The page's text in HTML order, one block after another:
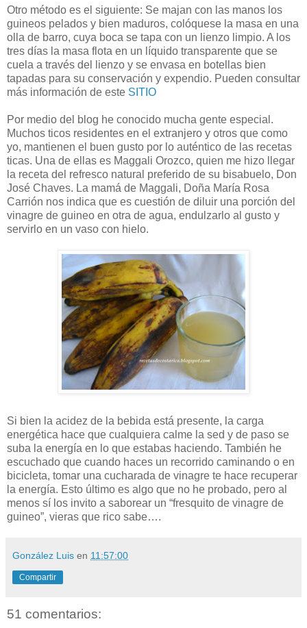
Otro método es el siguiente: Se majan con las manos los
guineos pelados y bien maduros, colóquese la masa en una
olla de barro, cuya boca se tapa con un lienzo limpio. A los
tres días la masa flota en un líquido transparente que se
cuela a través del lienzo y se envasa en botellas bien
tapadas para su conservación y expendio. Pueden consultar
más información de este SITIO
Por medio del blog he conocido mucha gente especial.
Muchos ticos residentes en el extranjero y otros que como
yo, mantienen el buen gusto por lo auténtico de las recetas
ticas. Una de ellas es Maggali Orozco, quien me hizo llegar
la receta del refresco natural preferido de su bisabuelo, Don
José Chaves. La mamá de Maggali, Doña María Rosa
Carrión nos indica que es cuestión de diluir una porción del
vinagre de guineo en otra de agua, endulzarlo al gusto y
servirlo en un vaso con hielo.
Si bien la acidez de la bebida está presente, la carga
energética hace que cualquiera calme la sed y de paso se
suba la energía en lo que estabas haciendo. También he
escuchado que cuando haces un recorrido caminando o en
bicicleta, tomar una cucharada de vinagre te hace recuperar
la energía. Esto último es algo que no he probado, pero al
menos sí los invito a saborear un “fresquito de vinagre de
guineo”, vieras que rico sabe….
González Luis en 11:57:00
Compartir
51 comentarios: